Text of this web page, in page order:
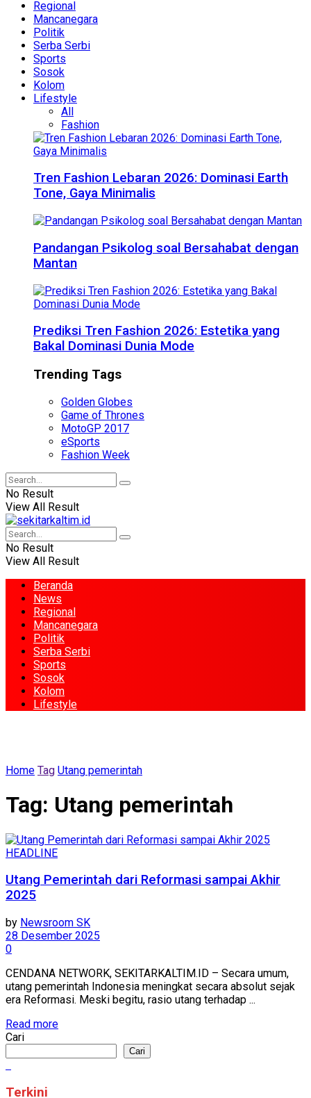
Regional
Mancanegara
Politik
Serba Serbi
Sports
Sosok
Kolom
Lifestyle
All
Fashion
Tren Fashion Lebaran 2026: Dominasi Earth
Tone, Gaya Minimalis
Pandangan Psikolog soal Bersahabat dengan
Mantan
Prediksi Tren Fashion 2026: Estetika yang
Bakal Dominasi Dunia Mode
Trending Tags
Golden Globes
Game of Thrones
MotoGP 2017
eSports
Fashion Week
No Result
View All Result
No Result
View All Result
Beranda
News
Regional
Mancanegara
Politik
Serba Serbi
Sports
Sosok
Kolom
Lifestyle
Home Tag Utang pemerintah
Tag: Utang pemerintah
HEADLINE
Utang Pemerintah dari Reformasi sampai Akhir
2025
by Newsroom SK
28 Desember 2025
0
CENDANA NETWORK, SEKITARKALTIM.ID – Secara umum,
utang pemerintah Indonesia meningkat secara absolut sejak
era Reformasi. Meski begitu, rasio utang terhadap ...
Read more
Cari
Cari
Terkini